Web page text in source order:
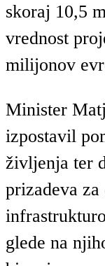
skoraj 10,5
vrednost
milijonov
Minister
izpostavil
življenja ter
prizadeva
glede na